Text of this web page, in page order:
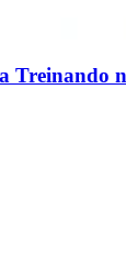
Treinando